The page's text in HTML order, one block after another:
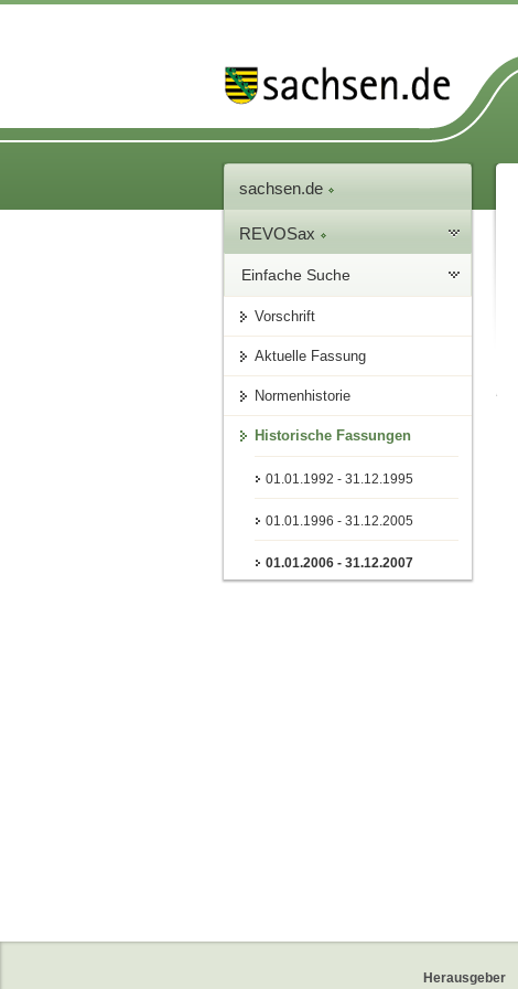
sachsen.de
REVOSax
Einfache Suche
Vorschrift
Aktuelle Fassung
Normenhistorie
Historische Fassungen
01.01.1992 - 31.12.1995
01.01.1996 - 31.12.2005
01.01.2006 - 31.12.2007
Herausgeber